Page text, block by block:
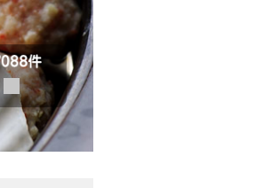
登録データ：27036品目
ブルーグレー